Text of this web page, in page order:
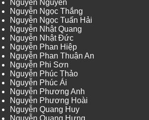
Nguyễn Nguyên
Nguyễn Ngọc Thắng
Nguyễn Ngọc Tuấn Hải
Nguyễn Nhật Quang
Nguyễn Nhật Đức
Nguyễn Phan Hiệp
Nguyễn Phan Thuận An
Nguyễn Phi Sơn
Nguyễn Phúc Thảo
Nguyễn Phúc Ái
Nguyễn Phương Anh
Nguyễn Phương Hoài
Nguyễn Quang Huy